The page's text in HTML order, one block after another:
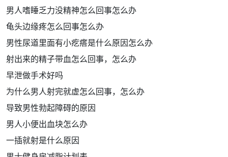
男人嗜睡乏力没精神怎么回事怎么办
龟头边缘疼怎么回事怎么办
男性尿道里面有小疙瘩是什么原因怎么办
射出来的精子带血怎么回事，怎么办
早泄做手术好吗
为什么男人射完就虚怎么回事，怎么办
导致男性勃起障碍的原因
男人小便出血块怎么办
一插就射是什么原因